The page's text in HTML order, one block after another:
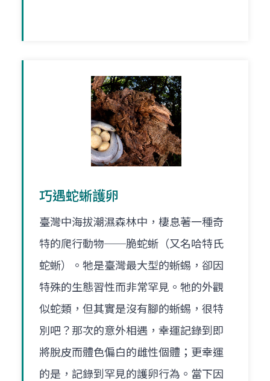
巧遇蛇蜥護卵
臺灣中海拔潮濕森林中，棲息著一種奇
特的爬行動物──脆蛇蜥（又名哈特氏
蛇蜥）。牠是臺灣最大型的蜥蜴，卻因
特殊的生態習性而非常罕見。牠的外觀
似蛇類，但其實是沒有腳的蜥蜴，很特
別吧？那次的意外相遇，幸運記錄到即
將脫皮而體色偏白的雌性個體；更幸運
的是，記錄到罕見的護卵行為。當下因